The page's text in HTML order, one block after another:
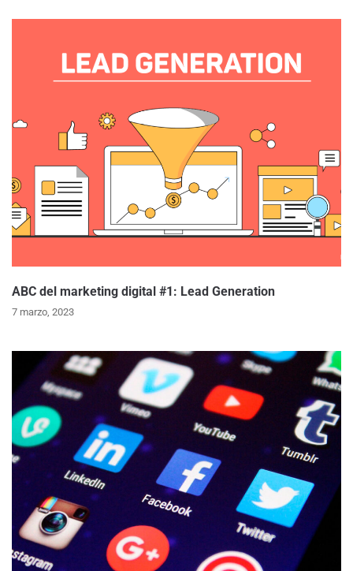
ABC del marketing digital #1: Lead Generation
7 marzo, 2023